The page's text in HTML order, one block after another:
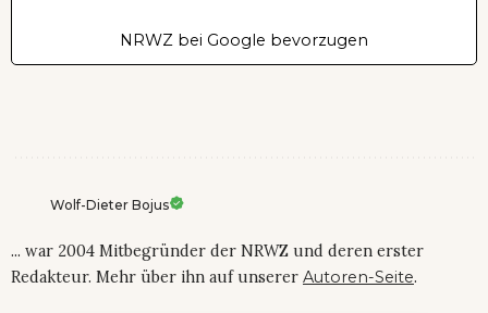
NRWZ bei Google bevorzugen
Wolf-Dieter Bojus
... war 2004 Mitbegründer der NRWZ und deren erster
Redakteur. Mehr über ihn auf unserer Autoren-Seite.